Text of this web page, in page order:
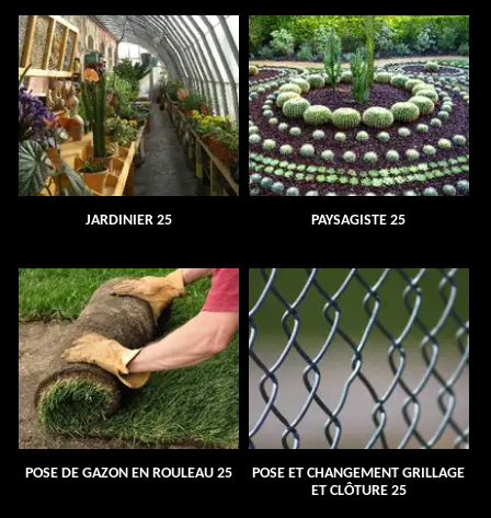
JARDINIER 25 PAYSAGISTE 25
POSE DE GAZON EN ROULEAU 25
POSE ET CHANGEMENT GRILLAGE
ET CLÔTURE 25